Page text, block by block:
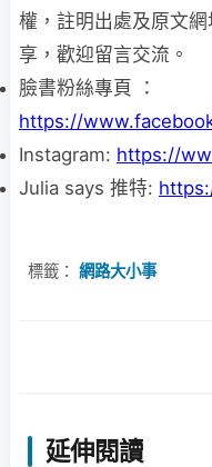
權，註明出處及原文網
享，歡迎留言交流。
臉書粉絲專頁 ：
https://
Instagram: https://
Julia says 推特:
標籤： 網路大小事
延伸閱讀